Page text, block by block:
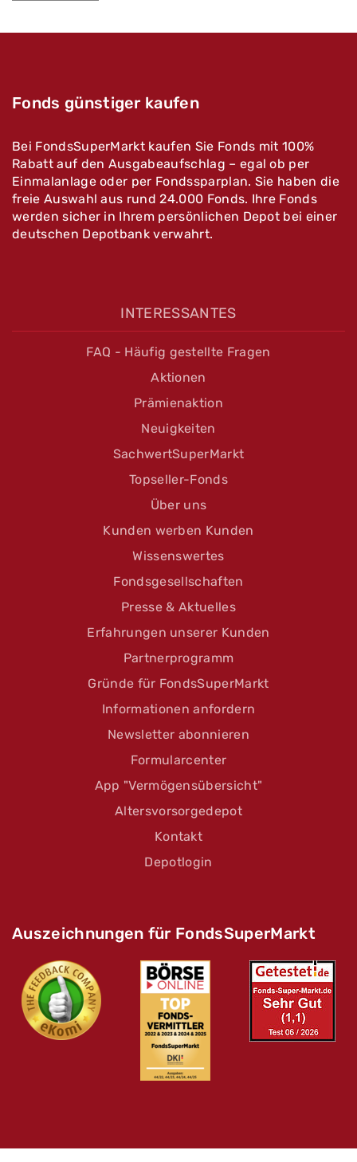
Fonds günstiger kaufen
Bei FondsSuperMarkt kaufen Sie Fonds mit 100%
Rabatt auf den Ausgabeaufschlag – egal ob per
Einmalanlage oder per Fondssparplan. Sie haben die
freie Auswahl aus rund 24.000 Fonds. Ihre Fonds
werden sicher in Ihrem persönlichen Depot bei einer
deutschen Depotbank verwahrt.
INTERESSANTES
FAQ - Häufig gestellte Fragen
Aktionen
Prämienaktion
Neuigkeiten
SachwertSuperMarkt
Topseller-Fonds
Über uns
Kunden werben Kunden
Wissenswertes
Fondsgesellschaften
Presse & Aktuelles
Erfahrungen unserer Kunden
Partnerprogramm
Gründe für FondsSuperMarkt
Informationen anfordern
Newsletter abonnieren
Formularcenter
App "Vermögensübersicht"
Altersvorsorgedepot
Kontakt
Depotlogin
Auszeichnungen für FondsSuperMarkt